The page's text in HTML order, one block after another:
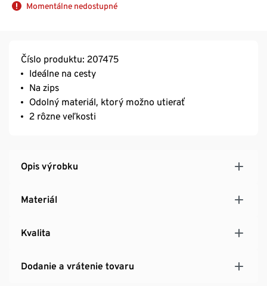
Momentálne nedostupné
Číslo produktu: 207475
Ideálne na cesty
Na zips
Odolný materiál, ktorý možno utierať
2 rôzne veľkosti
Opis výrobku
Materiál
Kvalita
Dodanie a vrátenie tovaru